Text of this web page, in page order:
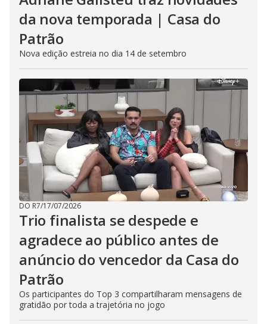
da nova temporada | Casa do
Patrão
Nova edição estreia no dia 14 de setembro
DO R7/17/07/2026
Trio finalista se despede e
agradece ao público antes de
anúncio do vencedor da Casa do
Patrão
Os participantes do Top 3 compartilharam mensagens de
gratidão por toda a trajetória no jogo